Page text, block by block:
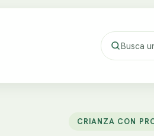
CRIANZA CON